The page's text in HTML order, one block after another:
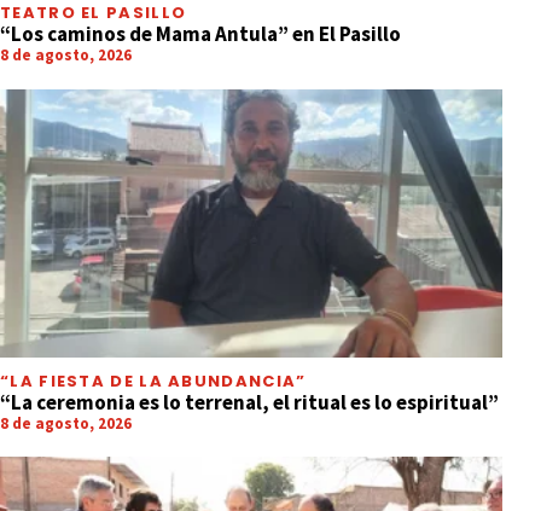
TEATRO EL PASILLO
“Los caminos de Mama Antula” en El Pasillo
8 de agosto, 2026
“LA FIESTA DE LA ABUNDANCIA”
“La ceremonia es lo terrenal, el ritual es lo espiritual”
8 de agosto, 2026